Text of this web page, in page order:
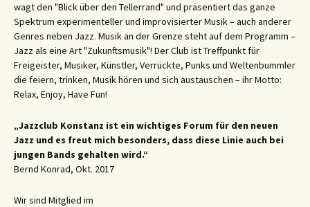
wagt den "Blick über den Tellerrand" und präsentiert das ganze
Spektrum experimenteller und improvisierter Musik – auch anderer
Genres neben Jazz. Musik an der Grenze steht auf dem Programm –
Jazz als eine Art "Zukunftsmusik"! Der Club ist Treffpunkt für
Freigeister, Musiker, Künstler, Verrückte, Punks und Weltenbummler
die feiern, trinken, Musik hören und sich austauschen – ihr Motto:
Relax, Enjoy, Have Fun!
„Jazzclub Konstanz ist ein wichtiges Forum für den neuen
Jazz und es freut mich besonders, dass diese Linie auch bei
jungen Bands gehalten wird.“
Bernd Konrad, Okt. 2017
Wir sind Mitglied im